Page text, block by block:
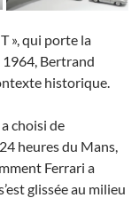
», qui porte la
Bertrand
historique.
choisi de
heures du Mans,
Ferrari a
glissée au milieu